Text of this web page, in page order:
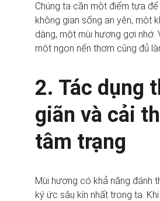
Chúng ta cần một điểm tựa
không gian sống an yên, một
dàng, một mùi hương gợi nhớ.
một ngọn nến thơm cũng đủ
2. Tác dụng
giãn và cải
tâm trạng
Mùi hương có khả năng đánh
ký ức sâu kín nhất trong ta.